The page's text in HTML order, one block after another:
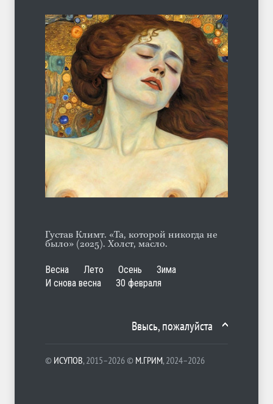
С теплотой
ЛЕТО 03.08.2026
Гауптштурмфюрер Бегер
ЛЕТО 10.08.2026
Густав Климт. «Та, которой никогда не
было» (2025). Холст, масло.
Весна Лето Осень
Зима
И снова весна
30 февраля
Ввысь, пожалуйста
© ИСУПОВ, 2015–2026 © М.ГРИМ, 2024–2026